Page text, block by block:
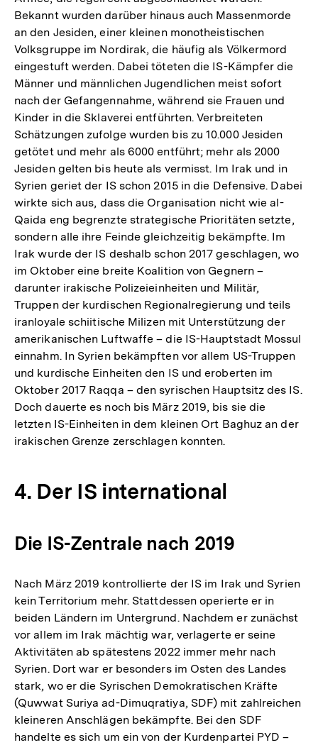
Bekannt wurden darüber hinaus auch Massenmorde
an den Jesiden, einer kleinen monotheistischen
Volksgruppe im Nordirak, die häufig als Völkermord
eingestuft werden. Dabei töteten die IS-Kämpfer die
Männer und männlichen Jugendlichen meist sofort
nach der Gefangennahme, während sie Frauen und
Kinder in die Sklaverei entführten. Verbreiteten
Schätzungen zufolge wurden bis zu 10.000 Jesiden
getötet und mehr als 6000 entführt; mehr als 2000
Jesiden gelten bis heute als vermisst. Im Irak und in
Syrien geriet der IS schon 2015 in die Defensive. Dabei
wirkte sich aus, dass die Organisation nicht wie al-
Qaida eng begrenzte strategische Prioritäten setzte,
sondern alle ihre Feinde gleichzeitig bekämpfte. Im
Irak wurde der IS deshalb schon 2017 geschlagen, wo
im Oktober eine breite Koalition von Gegnern –
darunter irakische Polizeieinheiten und Militär,
Truppen der kurdischen Regionalregierung und teils
iranloyale schiitische Milizen mit Unterstützung der
amerikanischen Luftwaffe – die IS-Hauptstadt Mossul
einnahm. In Syrien bekämpften vor allem US-Truppen
und kurdische Einheiten den IS und eroberten im
Oktober 2017 Raqqa – den syrischen Hauptsitz des IS.
Doch dauerte es noch bis März 2019, bis sie die
letzten IS-Einheiten in dem kleinen Ort Baghuz an der
irakischen Grenze zerschlagen konnten.
4. Der IS international
Die IS-Zentrale nach 2019
Nach März 2019 kontrollierte der IS im Irak und Syrien
kein Territorium mehr. Stattdessen operierte er in
beiden Ländern im Untergrund. Nachdem er zunächst
vor allem im Irak mächtig war, verlagerte er seine
Aktivitäten ab spätestens 2022 immer mehr nach
Syrien. Dort war er besonders im Osten des Landes
stark, wo er die Syrischen Demokratischen Kräfte
(Quwwat Suriya ad-Dimuqratiya, SDF) mit zahlreichen
kleineren Anschlägen bekämpfte. Bei den SDF
handelte es sich um ein von der Kurdenpartei PYD –